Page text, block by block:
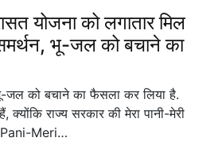
योजना को लगातार मिल
भू-जल को बचाने का
जल को बचाने का फैसला कर लिया है.
राज्य सरकार की मेरा पानी-मेरी
Pani-Meri…